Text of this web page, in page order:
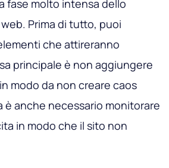
fase molto intensa dello
Prima di tutto, puoi
che attireranno
principale è non aggiungere
modo da non creare caos
è anche necessario monitorare
in modo che il sito non